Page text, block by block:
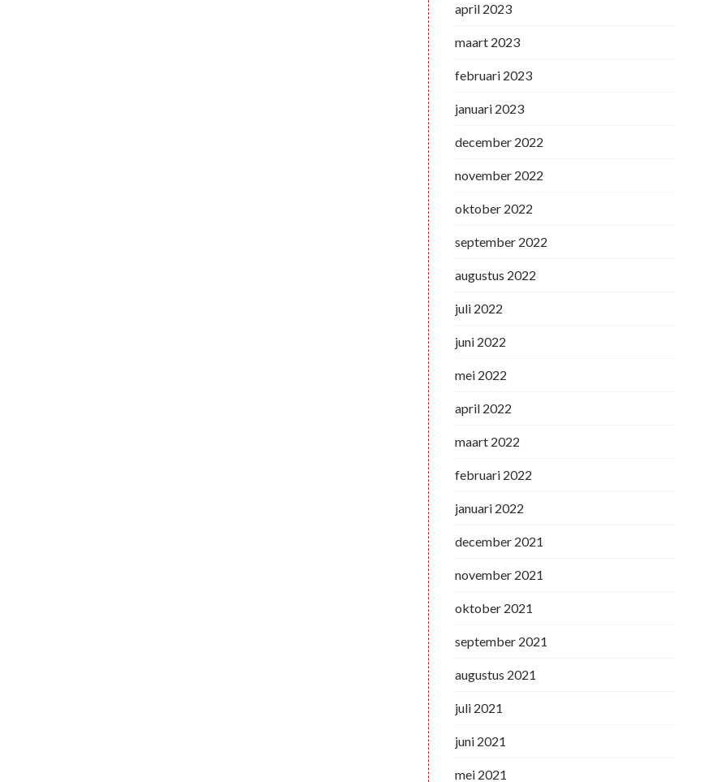
april 2023
maart 2023
februari 2023
januari 2023
december 2022
november 2022
oktober 2022
september 2022
augustus 2022
juli 2022
juni 2022
mei 2022
april 2022
maart 2022
februari 2022
januari 2022
december 2021
november 2021
oktober 2021
september 2021
augustus 2021
juli 2021
juni 2021
mei 2021